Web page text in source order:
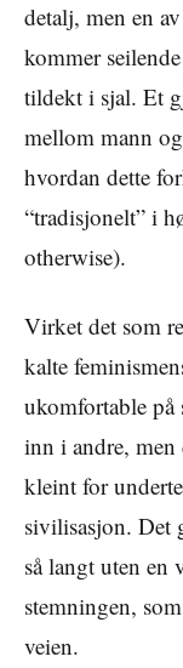
detalj, men en
kommer
tildekt i sjal. Et
mellom mann
hvordan dette
“tradisjonelt” i
otherwise).
Virket det som
kalte
ukomfortable på
inn i andre,
kleint for
sivilisasjon. Det
så langt uten en
stemningen,
veien.